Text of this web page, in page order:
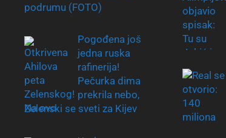
podrumu (FOTO)
Pogođena još
jedna ruska
rafinerija!
Pečurka dima
prekrila nebo,
Zelenski se sveti za Kijev